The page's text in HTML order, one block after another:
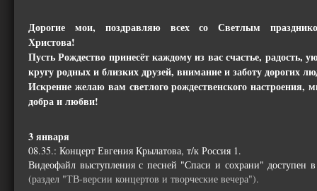
Дорогие мои, поздравляю всех со Светлым
Христова!
Пусть Рождество принесёт каждому из вас счастье, радость,
кругу родных и близких друзей, внимание и заботу дорогих
Искренне желаю вам светлого рождественского настроения,
добра и любви!
3 января
08.35.: Концерт Евгения Крылатова, т/к Россия 1.
Видеофайл выступления с песней "Спаси и сохрани" доступен
(раздел "ТВ-версии концертов и творческие вечера").